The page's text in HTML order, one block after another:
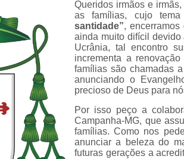
Queridos irmãos e
as famílias, cujo
santidade”,
ainda muito difícil
Ucrânia, tal encontro
incrementa a
famílias são chamadas
anunciando o
precioso de Deus para
Por isso peço a
Campanha-MG, que
famílias. Como nos
anunciar a beleza do
futuras gerações a